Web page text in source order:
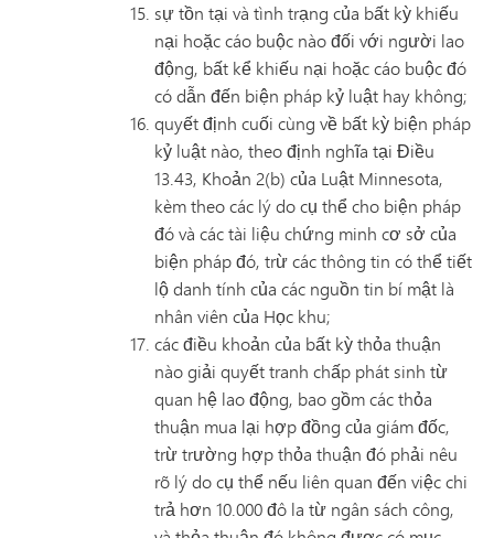
sự tồn tại và tình trạng của bất kỳ khiếu
nại hoặc cáo buộc nào đối với người lao
động, bất kể khiếu nại hoặc cáo buộc đó
có dẫn đến biện pháp kỷ luật hay không;
quyết định cuối cùng về bất kỳ biện pháp
kỷ luật nào, theo định nghĩa tại Điều
13.43, Khoản 2(b) của Luật Minnesota,
kèm theo các lý do cụ thể cho biện pháp
đó và các tài liệu chứng minh cơ sở của
biện pháp đó, trừ các thông tin có thể tiết
lộ danh tính của các nguồn tin bí mật là
nhân viên của Học khu;
các điều khoản của bất kỳ thỏa thuận
nào giải quyết tranh chấp phát sinh từ
quan hệ lao động, bao gồm các thỏa
thuận mua lại hợp đồng của giám đốc,
trừ trường hợp thỏa thuận đó phải nêu
rõ lý do cụ thể nếu liên quan đến việc chi
trả hơn 10.000 đô la từ ngân sách công,